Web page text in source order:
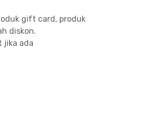
gift card, produk
diskon.
jika ada